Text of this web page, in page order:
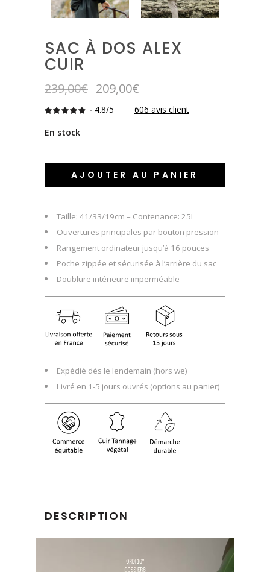
SAC À DOS ALEX
CUIR
239,00€ Le
prix
initial
209,00€
actuel
Noté
basé
606
- 4.8/5 606 avis client
En stock
AJOUTER AU PANIER
Taille: 41/33/19cm – Contenance: 25L
Ouvertures principales par bouton pression
Rangement ordinateur jusqu’à 16 pouces
Poche zippée et sécurisée à l’arrière du sac
Doublure intérieure imperméable
Expédié dès le lendemain (hors we)
Livré en 1-5 jours ouvrés (options au panier)
DESCRIPTION